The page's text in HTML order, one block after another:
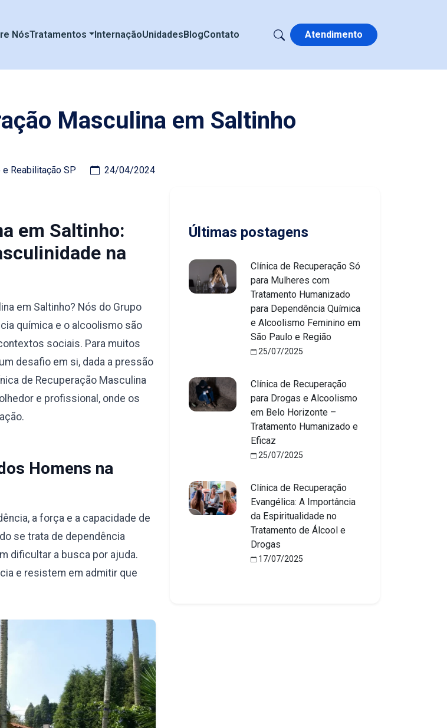
NósTratamentos InternaçãoUnidadesBlogContato Atendimento
Masculina em Saltinho
e Reabilitação SP 24/04/2024
em Saltinho:
na
em Saltinho? Nós do Grupo
química e o alcoolismo são
sociais. Para muitos
desafio em si, dada a pressão
de Recuperação Masculina
e profissional, onde os
Homens na
a força e a capacidade de
se trata de dependência
dificultar a busca por ajuda.
e resistem em admitir que
Últimas postagens
Clínica de Recuperação Só
para Mulheres com
Tratamento Humanizado
para Dependência Química
e Alcoolismo Feminino em
São Paulo e Região
25/07/2025
Clínica de Recuperação
para Drogas e Alcoolismo
em Belo Horizonte –
Tratamento Humanizado e
Eficaz
25/07/2025
Clínica de Recuperação
Evangélica: A Importância
da Espiritualidade no
Tratamento de Álcool e
Drogas
17/07/2025